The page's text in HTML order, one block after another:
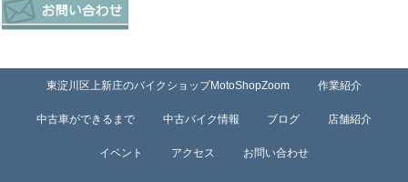
東淀川区上新庄のバイクショップMotoShopZoom 作業紹介
中古車ができるまで 中古バイク情報 ブログ 店舗紹介
イベント アクセス お問い合わせ